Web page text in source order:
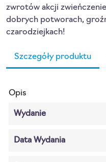
zwrotów akcji
dobrych potworach,
czarodziejkach!
Szczegóły produktu
Opis
Wydanie
Data Wydania